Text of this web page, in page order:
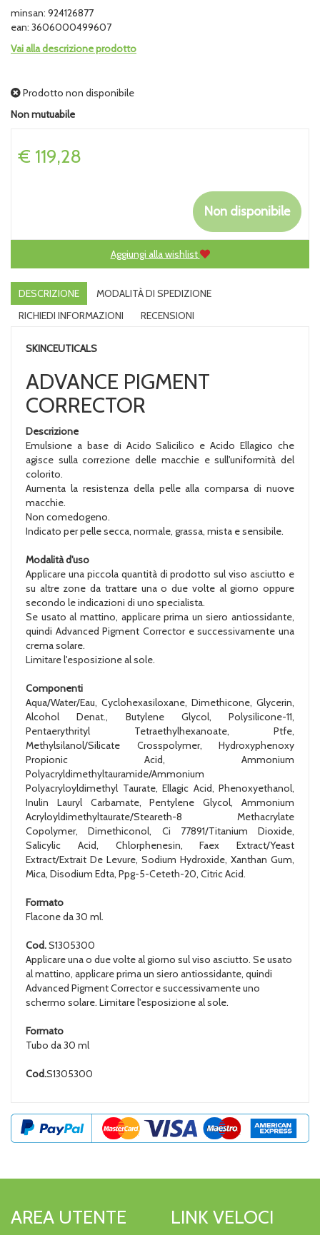
minsan: 924126877
ean: 3606000499607
Vai alla descrizione prodotto
Prodotto non disponibile
Non mutuabile
Prezzo
€ 119,28
Non disponibile
Aggiungi alla wishlist
DESCRIZIONE
MODALITÀ DI SPEDIZIONE
RICHIEDI INFORMAZIONI
RECENSIONI
SKINCEUTICALS
ADVANCE PIGMENT
CORRECTOR
Descrizione
Emulsione a base di Acido Salicilico e Acido Ellagico che
agisce sulla correzione delle macchie e sull'uniformità del
colorito.
Aumenta la resistenza della pelle alla comparsa di nuove
macchie.
Non comedogeno.
Indicato per pelle secca, normale, grassa, mista e sensibile.
Modalità d'uso
Applicare una piccola quantità di prodotto sul viso asciutto e
su altre zone da trattare una o due volte al giorno oppure
secondo le indicazioni di uno specialista.
Se usato al mattino, applicare prima un siero antiossidante,
quindi Advanced Pigment Corrector e successivamente una
crema solare.
Limitare l'esposizione al sole.
Componenti
Aqua/Water/Eau, Cyclohexasiloxane, Dimethicone, Glycerin,
Alcohol Denat., Butylene Glycol, Polysilicone-11,
Pentaerythrityl Tetraethylhexanoate, Ptfe,
Methylsilanol/Silicate Crosspolymer, Hydroxyphenoxy
Propionic Acid, Ammonium
Polyacryldimethyltauramide/Ammonium
Polyacryloyldimethyl Taurate, Ellagic Acid, Phenoxyethanol,
Inulin Lauryl Carbamate, Pentylene Glycol, Ammonium
Acryloyldimethyltaurate/Steareth-8 Methacrylate
Copolymer, Dimethiconol, Ci 77891/Titanium Dioxide,
Salicylic Acid, Chlorphenesin, Faex Extract/Yeast
Extract/Extrait De Levure, Sodium Hydroxide, Xanthan Gum,
Mica, Disodium Edta, Ppg-5-Ceteth-20, Citric Acid.
Formato
Flacone da 30 ml.
Cod.S1305300
Applicare una o due volte al giorno sul viso asciutto. Se usato
al mattino, applicare prima un siero antiossidante, quindi
Advanced Pigment Corrector e successivamente uno
schermo solare. Limitare l'esposizione al sole.
Formato
Tubo da 30 ml
Cod.S1305300
AREA UTENTE LINK VELOCI